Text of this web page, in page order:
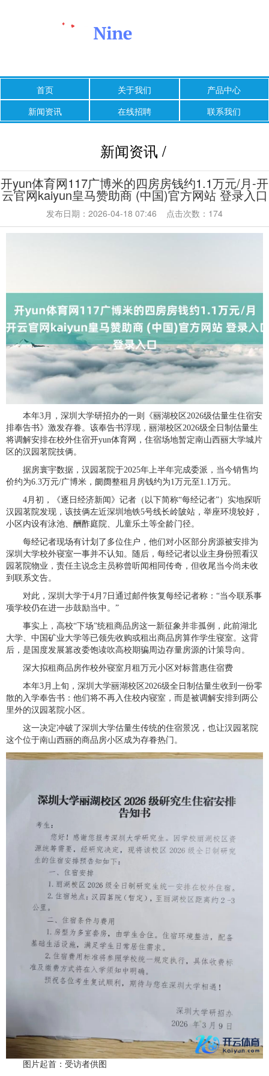
首页 关于我们
产品中心
新闻资讯
在线招聘 联系我们
新闻资讯 /
开yun体育网117广博米的四房房钱约1.1万元/月-开
云官网kaiyun皇马赞助商 (中国)官方网站 登录入口
发布日期：2026-04-18 07:46 点击次数：174
本年3月，深圳大学研招办的一则《丽湖校区2026级估量生住宿安
排奉告书》激发存眷。该奉告书浮现，丽湖校区2026级全日制估量生
将调解安排在校外住宿开yun体育网，住宿场地暂定南山西丽大学城片
区的汉园茗院技俩。
据房寰宇数据，汉园茗院于2025年上半年完成委派，当今销售均
价约为6.3万元/广博米，阛阓整租月房钱约为1万元至1.1万元。
4月初，《逐日经济新闻》记者（以下简称“每经记者”）实地探听
汉园茗院发现，该技俩左近深圳地铁5号线长岭陂站，举座环境较好，
小区内设有泳池、酬酢庭院、儿童乐土等全龄门径。
每经记者现场有计划了多位住户，他们对小区部分房源被安排为
深圳大学校外寝室一事并不认知。随后，每经记者以业主身份照看汉
园茗院物业，责任主说念主员称曾听闻相同传奇，但收尾当今尚未收
到联系文告。
对此，深圳大学于4月7日通过邮件恢复每经记者称：“当今联系事
项学校仍在进一步鼓励当中。”
事实上，高校“下场”统租商品房这一新征象并非孤例，此前湖北
大学、中国矿业大学等已领先收购或租出商品房算作学生寝室。这背
后，是国度发展篡改委饱读吹高校期骗周边存量房源的计策导向。
深大拟租商品房作校外寝室月租万元小区对标普惠住宿费
本年3月上旬，深圳大学丽湖校区2026级全日制估量生收到一份零
散的入学奉告书：他们将不再入住校内寝室，而是被调解安排到两公
里外的汉园茗院小区。
这一决定冲破了深圳大学估量生传统的住宿景况，也让汉园茗院
这个位于南山西丽的商品房小区成为存眷热门。
图片起首：受访者供图